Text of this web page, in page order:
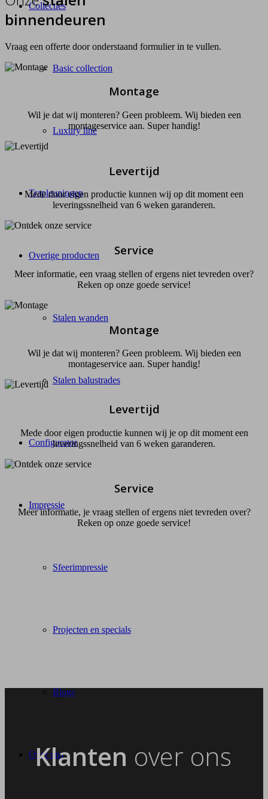
Collecties
Basic collection
Luxury line
Trapleuningen
Overige producten
Stalen wanden
Stalen balustrades
Configurator
Impressie
Sfeerimpressie
Projecten en specials
Blogs
Over ons
binnendeuren
Vraag een offerte door onderstaand formulier in te vullen.
Montage
Wil je dat wij monteren? Geen probleem. Wij bieden een
montageservice aan. Super handig!
Levertijd
Mede door eigen productie kunnen wij op dit moment een
leveringssnelheid van 6 weken garanderen.
Service
Meer informatie, een vraag stellen of ergens niet tevreden over?
Reken op onze goede service!
Montage
Wil je dat wij monteren? Geen probleem. Wij bieden een
montageservice aan. Super handig!
Levertijd
Mede door eigen productie kunnen wij je op dit moment een
leveringssnelheid van 6 weken garanderen.
Service
Meer informatie, je vraag stellen of ergens niet tevreden over?
Reken op onze goede service!
Klanten over ons